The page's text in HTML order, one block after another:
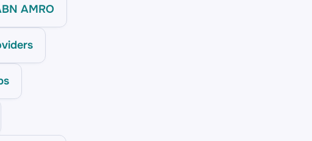
AMRO